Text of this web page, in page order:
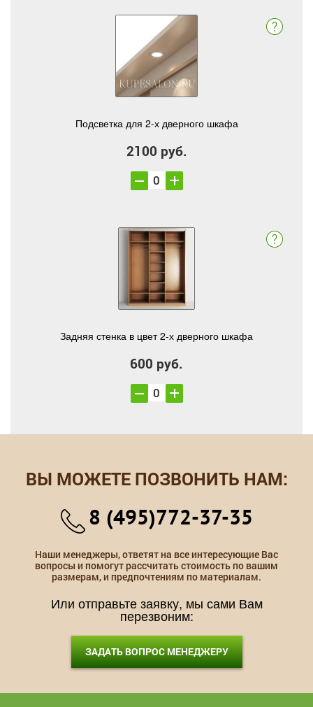
Подсветка для 2-х дверного шкафа
2100 руб.
Задняя стенка в цвет 2-х дверного шкафа
600 руб.
ВЫ МОЖЕТЕ ПОЗВОНИТЬ НАМ:
8 (495)772-37-35
Наши менеджеры, ответят на все интересующие Вас
вопросы и помогут рассчитать стоимость по вашим
размерам, и предпочтениям по материалам.
Или отправьте заявку, мы сами Вам
перезвоним:
ЗАДАТЬ ВОПРОС МЕНЕДЖЕРУ